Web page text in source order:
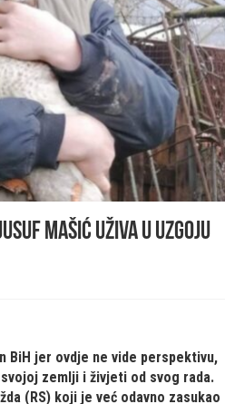
Mašić uživa u uzgoju
BiH jer ovdje ne vide perspektivu,
zemlji i živjeti od svog rada.
(RS) koji je već odavno zasukao